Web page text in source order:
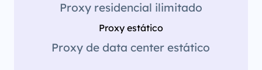
Proxy residencial ilimitado
Proxy estático
Proxy de data center estático